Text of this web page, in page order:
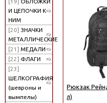
[19] ОБЛОЖКИ
И ЦЕПОЧКИ К
НИМ
[20] ЗНАЧКИ
МЕТАЛЛИЧЕСКИЕ
[21] МЕДАЛИ
[22] ФЛАГИ
[23]
ШЕЛКОГРАФИЯ
(шевроны и
вымпелы)
Рюкзак
л)